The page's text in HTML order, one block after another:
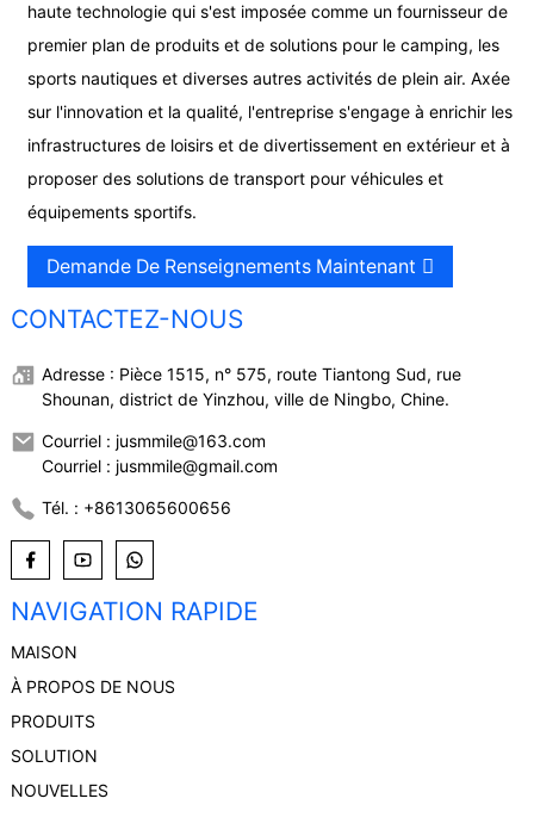
haute technologie qui s'est imposée comme un fournisseur de
premier plan de produits et de solutions pour le camping, les
sports nautiques et diverses autres activités de plein air. Axée
sur l'innovation et la qualité, l'entreprise s'engage à enrichir les
infrastructures de loisirs et de divertissement en extérieur et à
proposer des solutions de transport pour véhicules et
équipements sportifs.
Demande De Renseignements Maintenant
CONTACTEZ-NOUS
Adresse : Pièce 1515, n° 575, route Tiantong Sud, rue
Shounan, district de Yinzhou, ville de Ningbo, Chine.
Courriel : jusmmile@163.com
Courriel : jusmmile@gmail.com
Tél. : +8613065600656
NAVIGATION RAPIDE
MAISON
À PROPOS DE NOUS
PRODUITS
SOLUTION
NOUVELLES